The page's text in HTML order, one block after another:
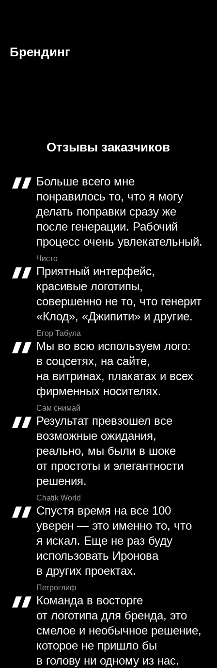
Брендинг
Отзывы заказчиков
Больше всего мне
понравилось то, что я могу
делать поправки сразу же
после генерации. Рабочий
процесс очень увлекательный.
Чисто
Приятный интерфейс,
красивые логотипы,
совершенно не то, что генерит
«Клод», «Джипити» и другие.
Егор Табула
Мы во всю используем лого:
в соцсетях, на сайте,
на витринах, плакатах и всех
фирменных носителях.
Сам снимай
Результат превзошел все
возможные ожидания,
реально, мы были в шоке
от простоты и элегантности
решения.
Chatik World
Спустя время на все 100
уверен — это именно то, что
я искал. Еще не раз буду
использовать Иронова
в других проектах.
Петроглиф
Команда в восторге
от логотипа для бренда, это
смелое и необычное решение,
которое не пришло бы
в голову ни одному из нас.